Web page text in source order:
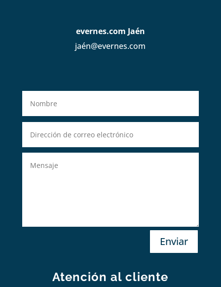
evernes.com Jaén
jaén@evernes.com
Enviar
Atención al cliente